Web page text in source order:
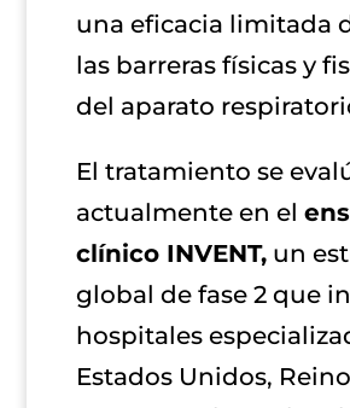
una eficacia limitada
las barreras físicas y
del aparato
El tratamiento se
actualmente en el
clínico INVENT,un
global de fase 2 que
hospitales
Estados Unidos,